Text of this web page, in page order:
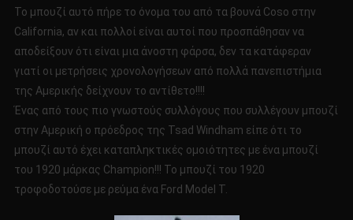
Το μπουζί αυτό πήρε το όνομα του από τα βουνά Coso στην
California, αν και πολλοί είναι αυτοί που προσπάθησαν να
αποδείξουν ότι είναι μια άνοστη φάρσα, δεν τα κατάφεραν
γιατί οι μετρήσεις χρονολογήσεων από πολλά πανεπιστήμια
της Αμερικής δείχνουν το αντίθετο!!!!
Ένας από τους πιο γνωστούς συλλόγους που συλλέγουν μπουζί
στην Αμερική ο πρόεδρος της Tsad Windham είπε ότι το
μπουζί αυτό έχει καταπληκτικές ομοιότητες με ένα μπουζί
του 1920 μάρκας Champion!!! To μπουζί του 1920
τροφοδοτούσε με ρεύμα ένα Ford Model T.